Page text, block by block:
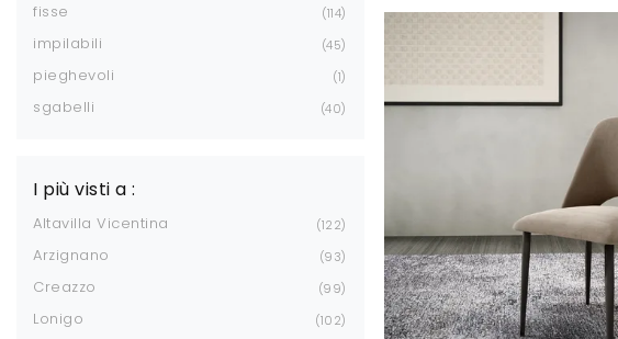
fisse 114
impilabili 45
pieghevoli 1
sgabelli 40
I più visti a :
Altavilla Vicentina 122
Arzignano 93
Creazzo 99
Lonigo 102